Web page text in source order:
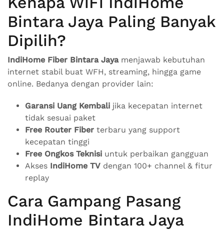
Bintara Jaya Paling Banyak
Dipilih?
IndiHome Fiber Bintara Jayamenjawab kebutuhan
internet stabil buat WFH, streaming, hingga game
online. Bedanya dengan provider lain:
Garansi Uang Kembali jika kecepatan internet
tidak sesuai paket
Free Router Fiber terbaru yang support
kecepatan tinggi
Free Ongkos Teknisi untuk perbaikan gangguan
Akses IndiHome TV dengan 100+ channel & fitur
replay
Cara Gampang Pasang
IndiHome Bintara Jaya